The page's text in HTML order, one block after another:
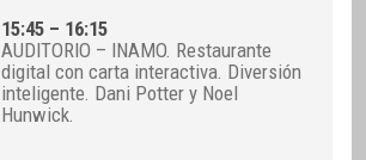
15:45 – 16:15
AUDITORIO – INAMO. Restaurante
digital con carta interactiva. Diversión
inteligente. Dani Potter y Noel
Hunwick.